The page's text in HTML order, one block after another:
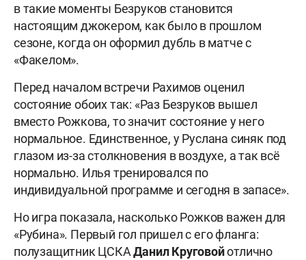
в такие моменты Безруков становится
настоящим джокером, как было в прошлом
сезоне, когда он оформил дубль в матче с
«Факелом».
Перед началом встречи Рахимов оценил
состояние обоих так: «Раз Безруков вышел
вместо Рожкова, то значит состояние у него
нормальное. Единственное, у Руслана синяк под
глазом из-за столкновения в воздухе, а так всё
нормально. Илья тренировался по
индивидуальной программе и сегодня в запасе».
Но игра показала, насколько Рожков важен для
«Рубина». Первый гол пришел с его фланга:
полузащитник ЦСКАДанил Круговойотлично